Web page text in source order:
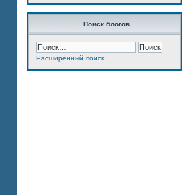
Поиск блогов
Расширенный поиск